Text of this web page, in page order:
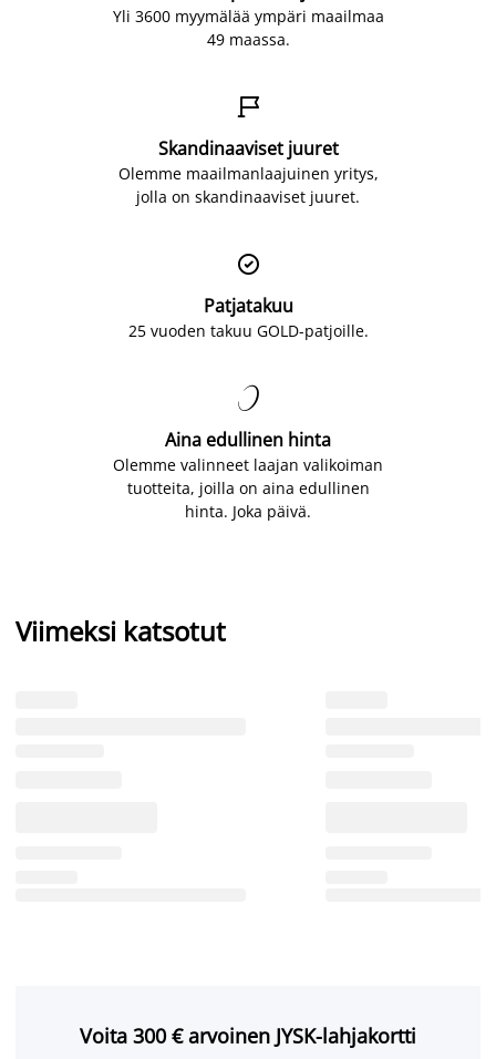
Yli 3600 myymälää ympäri maailmaa
49 maassa.

Skandinaaviset juuret
Olemme maailmanlaajuinen yritys,
jolla on skandinaaviset juuret.

Patjatakuu
25 vuoden takuu GOLD-patjoille.

Aina edullinen hinta
Olemme valinneet laajan valikoiman
tuotteita, joilla on aina edullinen
hinta. Joka päivä.
Viimeksi katsotut
Voita 300 € arvoinen JYSK-lahjakortti